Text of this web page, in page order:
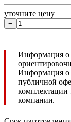
уточните цену
Информация о
Информация о
публичной
комплектации
компании.